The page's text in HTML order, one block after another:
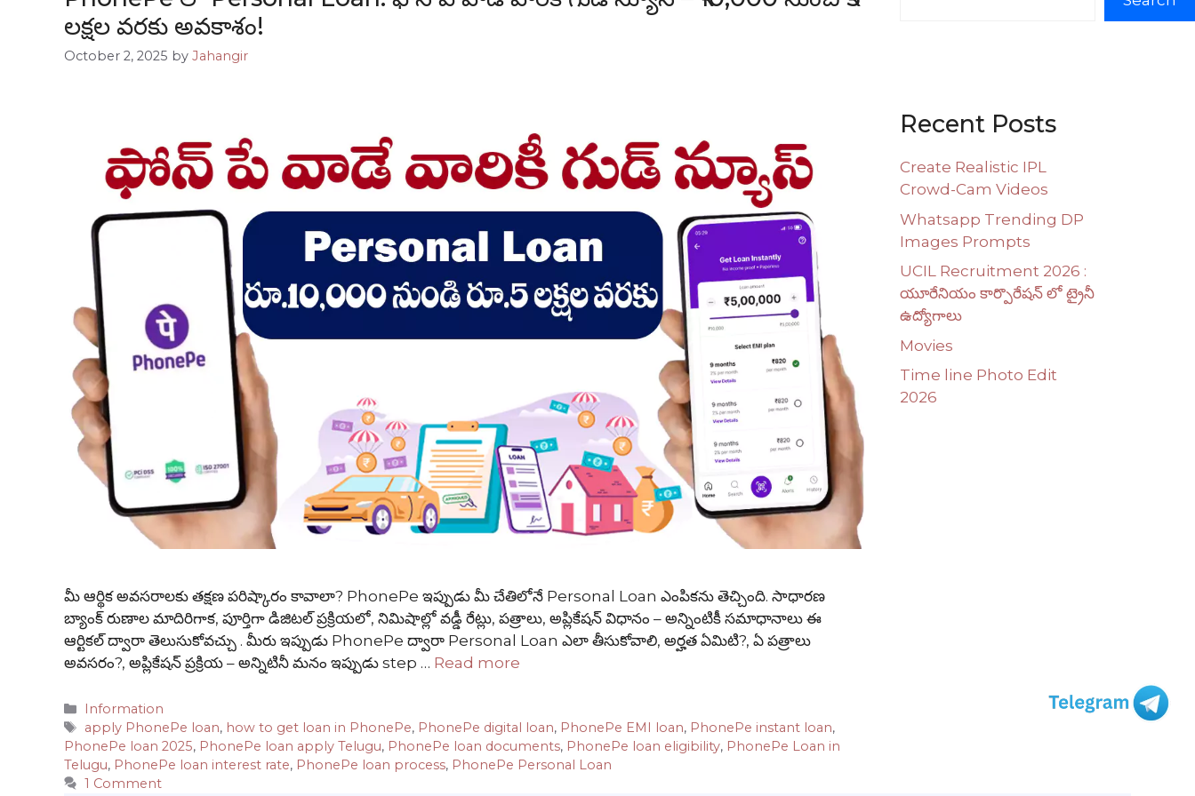
లక్షల వరకు అవకాశం!
October 2, 2025 by Jahangir
మీ ఆర్థిక అవసరాలకు తక్షణ పరిష్కారం కావాలా? PhonePe ఇప్పుడు మీ చేతిలోనే Personal Loan ఎంపికను తెచ్చింది. సాధారణ
బ్యాంక్ రుణాల మాదిరిగాక, పూర్తిగా డిజిటల్ ప్రక్రియలో, నిమిషాల్లో వడ్డీ రేట్లు, పత్రాలు, అప్లికేషన్ విధానం – అన్నింటికీ సమాధానాలు ఈ
ఆర్టికల్ ద్వారా తెలుసుకోవచ్చు . మీరు ఇప్పుడు PhonePe ద్వారా Personal Loan ఎలా తీసుకోవాలి, అర్హత ఏమిటి?, ఏ పత్రాలు
అవసరం?, అప్లికేషన్ ప్రక్రియ – అన్నిటినీ మనం ఇప్పుడు step … Read more
Categories
Information
Tags
apply PhonePe loan, how to get loan in PhonePe, PhonePe digital loan, PhonePe EMI loan, PhonePe instant loan,
PhonePe loan 2025, PhonePe loan apply Telugu, PhonePe loan documents, PhonePe loan eligibility, PhonePe Loan in
Telugu, PhonePe loan interest rate, PhonePe loan process, PhonePe Personal Loan
1 Comment
Recent Posts
Create Realistic IPL
Crowd-Cam Videos
Whatsapp Trending DP
Images Prompts
UCIL Recruitment 2026 :
యూరేనియం కార్పొరేషన్ లో ట్రైనీ
ఉద్యోగాలు
Movies
Time line Photo Edit
2026